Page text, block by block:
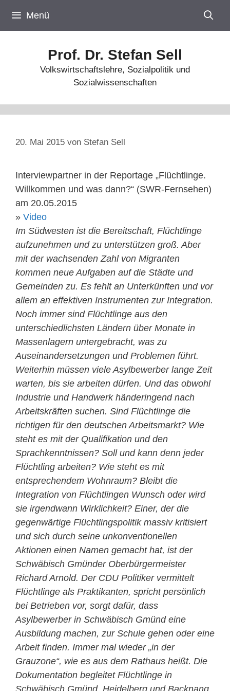
Inhalt
springen
Menü
Prof. Dr. Stefan Sell
Volkswirtschaftslehre, Sozialpolitik und
Sozialwissenschaften
20. Mai 2015 von Stefan Sell
Interviewpartner in der Reportage „Flüchtlinge.
Willkommen und was dann?“ (SWR-Fernsehen)
am 20.05.2015
» Video
Im Südwesten ist die Bereitschaft, Flüchtlinge
aufzunehmen und zu unterstützen groß. Aber
mit der wachsenden Zahl von Migranten
kommen neue Aufgaben auf die Städte und
Gemeinden zu. Es fehlt an Unterkünften und vor
allem an effektiven Instrumenten zur Integration.
Noch immer sind Flüchtlinge aus den
unterschiedlichsten Ländern über Monate in
Massenlagern untergebracht, was zu
Auseinandersetzungen und Problemen führt.
Weiterhin müssen viele Asylbewerber lange Zeit
warten, bis sie arbeiten dürfen. Und das obwohl
Industrie und Handwerk händeringend nach
Arbeitskräften suchen. Sind Flüchtlinge die
richtigen für den deutschen Arbeitsmarkt? Wie
steht es mit der Qualifikation und den
Sprachkenntnissen? Soll und kann denn jeder
Flüchtling arbeiten? Wie steht es mit
entsprechendem Wohnraum? Bleibt die
Integration von Flüchtlingen Wunsch oder wird
sie irgendwann Wirklichkeit? Einer, der die
gegenwärtige Flüchtlingspolitik massiv kritisiert
und sich durch seine unkonventionellen
Aktionen einen Namen gemacht hat, ist der
Schwäbisch Gmünder Oberbürgermeister
Richard Arnold. Der CDU Politiker vermittelt
Flüchtlinge als Praktikanten, spricht persönlich
bei Betrieben vor, sorgt dafür, dass
Asylbewerber in Schwäbisch Gmünd eine
Ausbildung machen, zur Schule gehen oder eine
Arbeit finden. Immer mal wieder „in der
Grauzone“, wie es aus dem Rathaus heißt. Die
Dokumentation begleitet Flüchtlinge in
Schwäbisch Gmünd, Heidelberg und Backnang